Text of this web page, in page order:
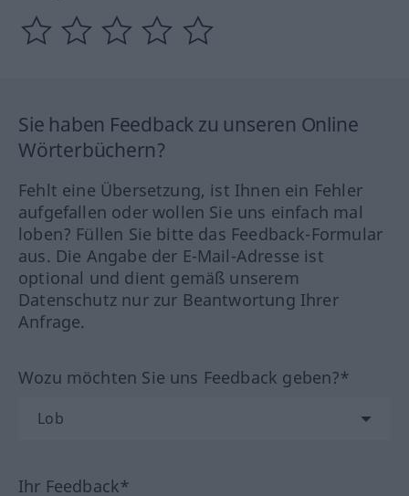
Sie haben Feedback zu unseren Online
Wörterbüchern?
Fehlt eine Übersetzung, ist Ihnen ein Fehler
aufgefallen oder wollen Sie uns einfach mal
loben? Füllen Sie bitte das Feedback-Formular
aus. Die Angabe der E-Mail-Adresse ist
optional und dient gemäß unserem
Datenschutz nur zur Beantwortung Ihrer
Anfrage.
Wozu möchten Sie uns Feedback geben?*
Ihr Feedback*